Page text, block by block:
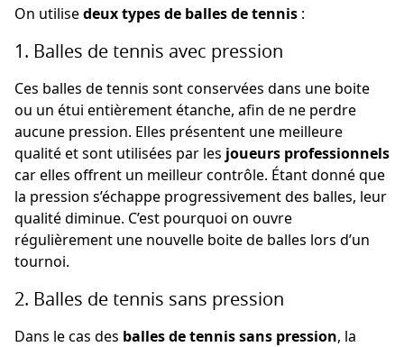
On utilisedeux types de balles de tennis :
1. Balles de tennis avec pression
Ces balles de tennis sont conservées dans une boite
ou un étui entièrement étanche, afin de ne perdre
aucune pression. Elles présentent une meilleure
qualité et sont utilisées par les joueurs professionnels
car elles offrent un meilleur contrôle. Étant donné que
la pression s’échappe progressivement des balles, leur
qualité diminue. C’est pourquoi on ouvre
régulièrement une nouvelle boite de balles lors d’un
tournoi.
2. Balles de tennis sans pression
Dans le cas des balles de tennis sans pression, la